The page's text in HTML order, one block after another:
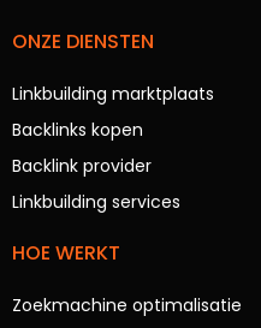
ONZE DIENSTEN
Linkbuilding marktplaats
Backlinks kopen
Backlink provider
Linkbuilding services
HOE WERKT
Zoekmachine optimalisatie